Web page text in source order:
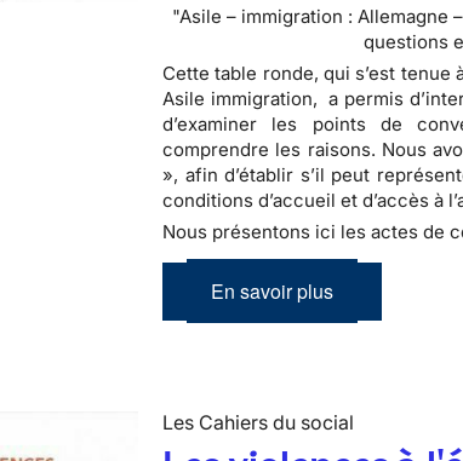
"Asile – immigration : Allemagne
questions
Cette table ronde, qui s’est tenue
Asile immigration, a permis
d’examiner les points de
comprendre les raisons. Nous
», afin d’établir s’il peut
conditions d’accueil et d’accès à
Nous présentons ici les actes de
En savoir plus
Les Cahiers du social